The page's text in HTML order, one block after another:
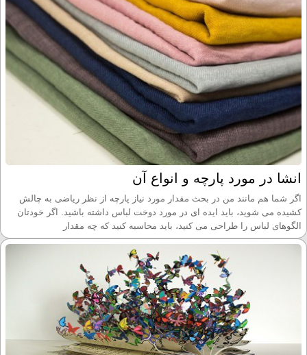
انشا در مورد پارچه و انواع آن
اگر شما هم مانند من در بحث مقدار مورد نیاز پارچه از نظر ریاضی به چالش
کشیده می شوید، باید ایده ای در مورد دوخت لباس داشته باشید. اگر خودتان
الگوهای لباس را طراحی می کنید، باید محاسبه کنید که چه مقدار